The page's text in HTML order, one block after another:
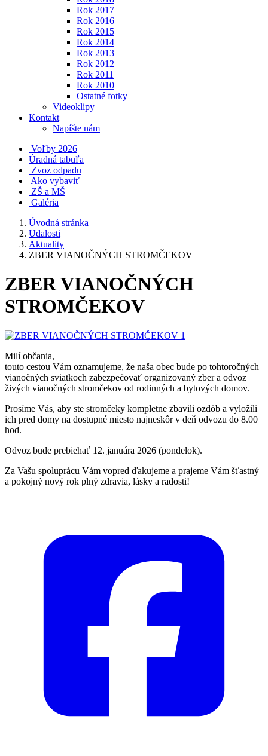
Rok 2017
Rok 2016
Rok 2015
Rok 2014
Rok 2013
Rok 2012
Rok 2011
Rok 2010
Ostatné fotky
Videoklipy
Kontakt
Napíšte nám
Voľby 2026
Úradná tabuľa
Zvoz odpadu
Ako vybaviť
ZŠ a MŠ
Galéria
Úvodná stránka
Udalosti
Aktuality
ZBER VIANOČNÝCH STROMČEKOV
ZBER VIANOČNÝCH
STROMČEKOV
Milí občania,
touto cestou Vám oznamujeme, že naša obec bude po tohtoročných
vianočných sviatkoch zabezpečovať organizovaný zber a odvoz
živých vianočných stromčekov od rodinných a bytových domov.
Prosíme Vás, aby ste stromčeky kompletne zbavili ozdôb a vyložili
ich pred domy na dostupné miesto najneskôr v deň odvozu do 8.00
hod.
Odvoz bude prebiehať 12. januára 2026 (pondelok).
Za Vašu spoluprácu Vám vopred ďakujeme a prajeme Vám šťastný
a pokojný nový rok plný zdravia, lásky a radosti!